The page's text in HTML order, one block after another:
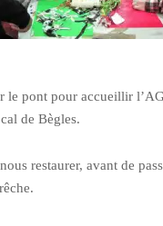
le pont pour accueillir
de Bègles.
restaurer, avant de